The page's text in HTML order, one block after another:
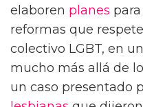
elaboren planes
reformas que
colectivo LGBT, en
mucho más allá de
un caso presentado